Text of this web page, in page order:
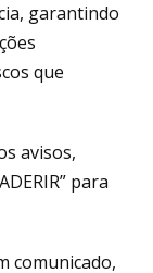
garantindo
que
avisos,
para
comunicado,